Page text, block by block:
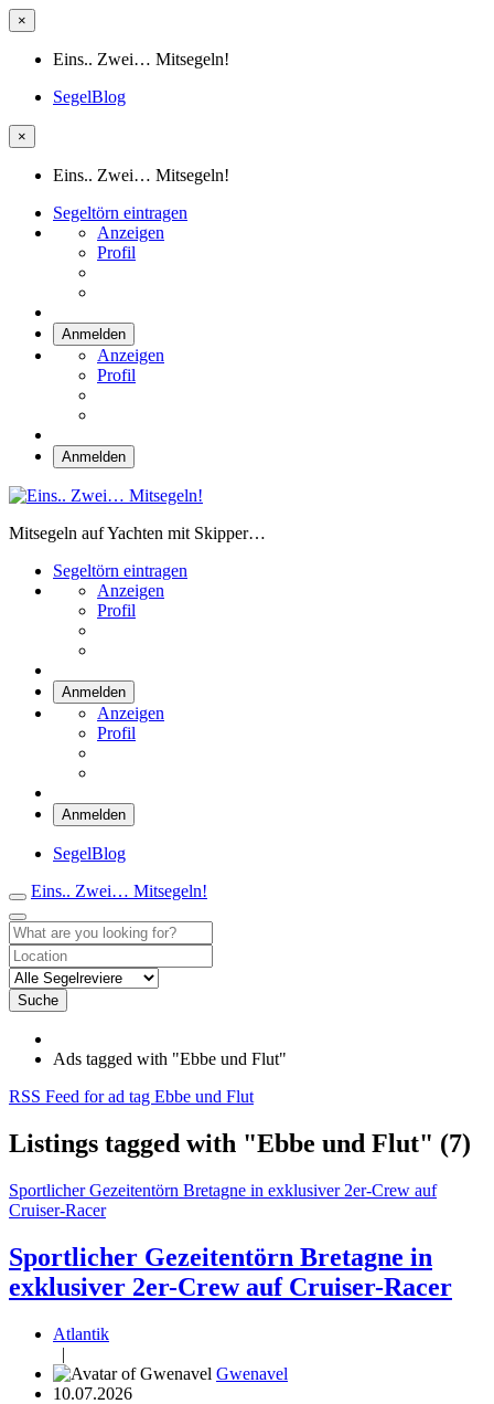
×
Eins.. Zwei… Mitsegeln!
SegelBlog
×
Eins.. Zwei… Mitsegeln!
Segeltörn eintragen
Anzeigen
Profil
Anmelden
Anzeigen
Profil
Anmelden
Mitsegeln auf Yachten mit Skipper…
Segeltörn eintragen
Anzeigen
Profil
Anmelden
Anzeigen
Profil
Anmelden
SegelBlog
Eins.. Zwei… Mitsegeln!
Suche
Ads tagged with "Ebbe und Flut"
RSS Feed for ad tag Ebbe und Flut
Listings tagged with "Ebbe und Flut" (7)
Sportlicher Gezeitentörn Bretagne in exklusiver 2er-Crew auf
Cruiser-Racer
Sportlicher Gezeitentörn Bretagne in
exklusiver 2er-Crew auf Cruiser-Racer
Atlantik
|
Gwenavel
10.07.2026